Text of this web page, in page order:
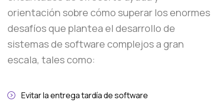
orientación sobre cómo superar los enormes
desafíos que plantea el desarrollo de
sistemas de software complejos a gran
escala, tales como:
Evitar la entrega tardía de software